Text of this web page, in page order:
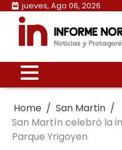
Skip
content
jueves, Ago 06, 2026
Home
San Martin
San Martín celebró la
Parque Yrigoyen